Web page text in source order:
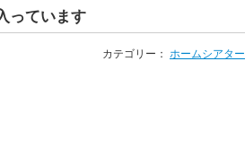
っています
カテゴリー： ホームシアター